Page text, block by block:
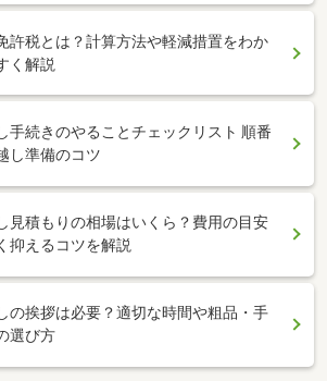
許税とは？計算方法や軽減措置をわか
く解説
手続きのやることチェックリスト 順番
し準備のコツ
見積もりの相場はいくら？費用の目安
抑えるコツを解説
の挨拶は必要？適切な時間や粗品・手
選び方